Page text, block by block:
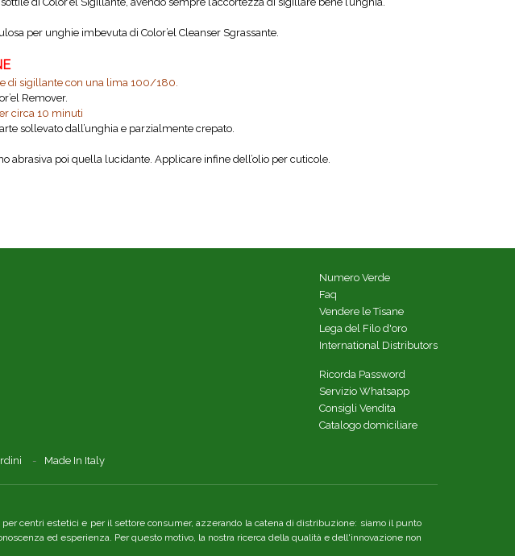
per unghie imbevuta di Color’el Cleanser Sgrassante.
di sigillante con una lima 100/180.
Remover.
circa 10 minuti
sollevato dall’unghia e parzialmente crepato.
abrasiva poi quella lucidante. Applicare infine dell’olio per cuticole.
Numero Verde
Faq
Vendere le Tisane
Lega del Filo d'oro
International Distributors
Ricorda Password
Servizio Whatsapp
Consigli Vendita
Catalogo domiciliare
Made In Italy
centri estetici e per il settore consumer, azzerando la catena di distribuzione: siamo il punto
ed esperienza. Per questo motivo, la nostra ricerca della qualità e dell'innovazione non